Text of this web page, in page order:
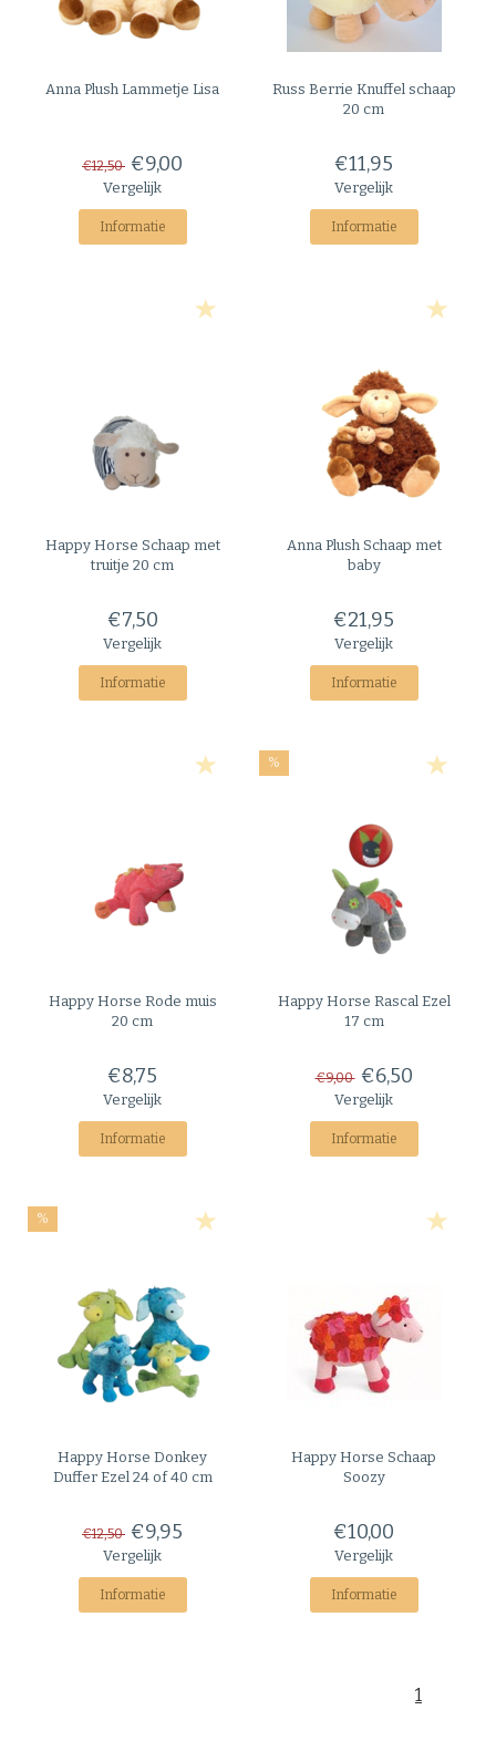
Wil je meer informatie? Of heb je vragen over Het Allegaartje? Dan
kun je vrijblijvend contact met ons opnemen. Je kan ons bereiken
. Daarnaast kan je ons ook bereiken via
graag verder bij uw bestelling of het maken van de juiste keuze.
Anna Plush Lammetje Lisa
€12,50 €9,00
Vergelijk
Informatie
Russ Berrie Knuffel schaap
20 cm
€11,95
Vergelijk
Informatie
Happy Horse Schaap met
truitje 20 cm
€7,50
Vergelijk
Informatie
Anna PlushSchaap met
baby
€21,95
Vergelijk
Informatie
Happy Horse Rode muis
20 cm
€8,75
Vergelijk
Informatie
%
Happy Horse Rascal Ezel
17 cm
€9,00 €6,50
Vergelijk
Informatie
%
Happy Horse Donkey
Duffer Ezel 24 of 40 cm
€12,50 €9,95
Vergelijk
Informatie
Happy Horse Schaap
Soozy
€10,00
Vergelijk
Informatie
1